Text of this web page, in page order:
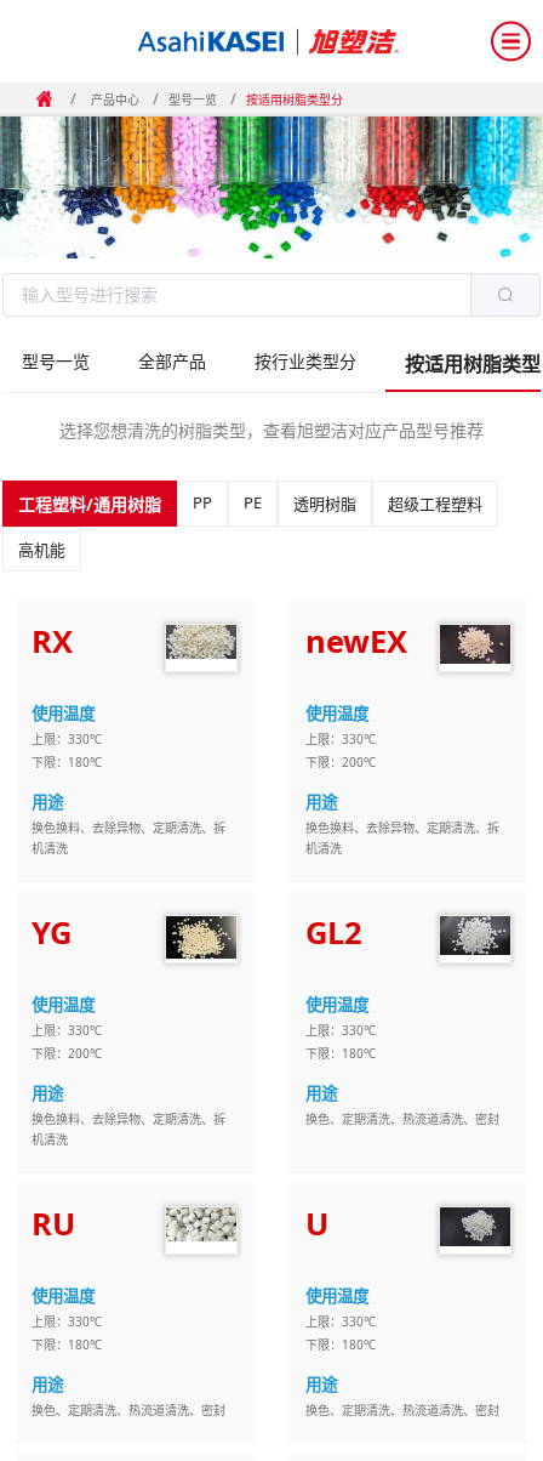
/ 产品中心 / 型号一览 / 按适用树脂类型分
型号一览 全部产品 按行业类型分 按适用树脂类
选择您想清洗的树脂类型，查看旭塑洁对应产品型号推荐
工程塑料/通用树脂 PP PE 透明树脂 超级工程塑料
高机能
RX
使用温度
上限：330℃
下限：180℃
用途
换色换料、去除异物、定期清洗、拆
机清洗
newEX
使用温度
上限：330℃
下限：200℃
用途
换色换料、去除异物、定期清洗、拆
机清洗
YG
使用温度
上限：330℃
下限：200℃
用途
换色换料、去除异物、定期清洗、拆
机清洗
GL2
使用温度
上限：330℃
下限：180℃
用途
换色、定期清洗、热流道清洗、密封
RU
使用温度
上限：330℃
下限：180℃
用途
换色、定期清洗、热流道清洗、密封
U
使用温度
上限：330℃
下限：180℃
用途
换色、定期清洗、热流道清洗、密封